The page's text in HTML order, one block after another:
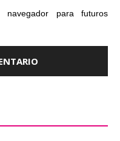
para futuros